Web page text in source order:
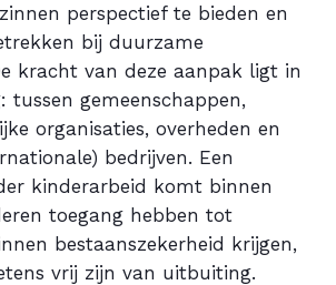
perspectief te bieden en
bij duurzame
kracht van deze aanpak ligt in
tussen gemeenschappen,
organisaties, overheden en
bedrijven. Een
kinderarbeid komt binnen
toegang hebben tot
bestaanszekerheid krijgen,
vrij zijn van uitbuiting.